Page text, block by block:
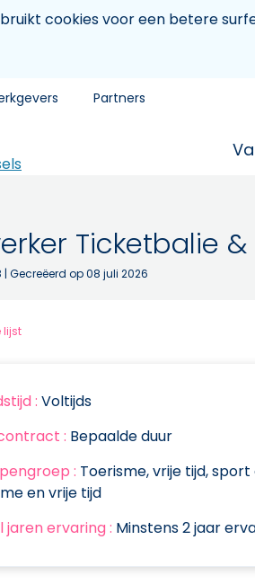
cookies voor een betere
Partners
Ticketbalie
| Gecreëerd op 08 juli 2026
lijst
: Voltijds
: Bepaalde duur
: Toerisme, vrije tijd,
en vrije tijd
jaren ervaring : Minstens 2 jaar